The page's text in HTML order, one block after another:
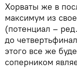
Хорваты же в
максимум из
(потенциал –
до
этого все же
соперником